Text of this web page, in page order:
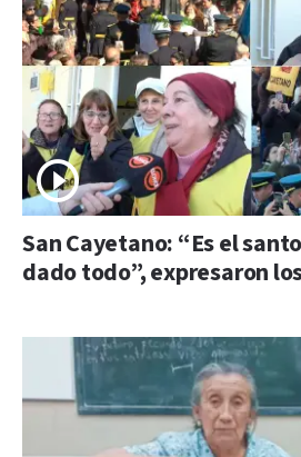
San Cayetano: “Es el
dado todo”, expresaron